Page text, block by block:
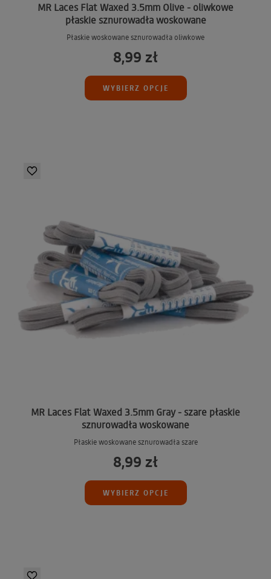
MR Laces Flat Waxed 3.5mm Olive - oliwkowe
płaskie sznurowadła woskowane
Płaskie woskowane sznurowadła oliwkowe
8,99 zł
WYBIERZ OPCJE
MR Laces Flat Waxed 3.5mm Gray - szare płaskie
sznurowadła woskowane
Płaskie woskowane sznurowadła szare
8,99 zł
WYBIERZ OPCJE